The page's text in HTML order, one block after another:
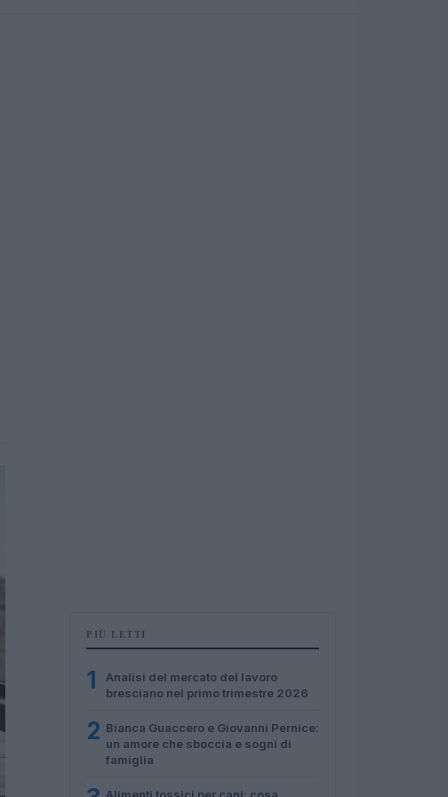
PIÙ LETTI
1
Analisi del mercato del lavoro
bresciano nel primo trimestre 2026
2 Bianca Guaccero e Giovanni Pernice:
un amore che sboccia e sogni di
famiglia